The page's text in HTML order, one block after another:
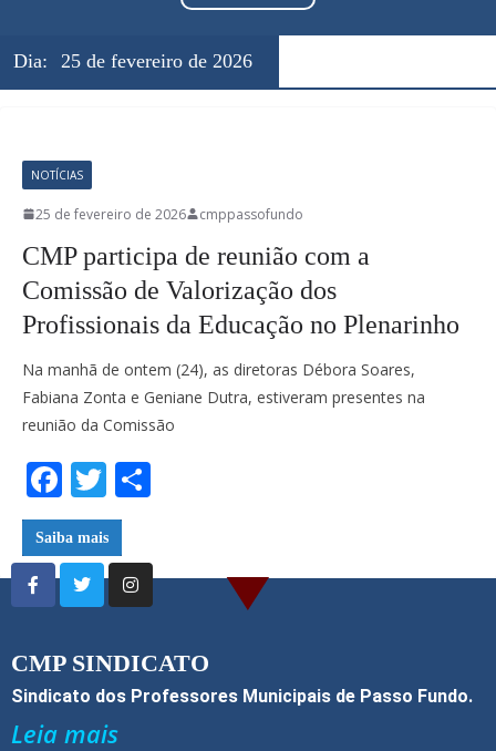
Dia: 25 de fevereiro de 2026
NOTÍCIAS
25 de fevereiro de 2026 cmppassofundo
CMP participa de reunião com a
Comissão de Valorização dos
Profissionais da Educação no Plenarinho
Na manhã de ontem (24), as diretoras Débora Soares,
Fabiana Zonta e Geniane Dutra, estiveram presentes na
reunião da Comissão
F
ac
e
b
o
o
k
T
w
itt
er
ar
e
Saiba mais
CMP SINDICATO
Sindicato dos Professores Municipais de Passo Fundo.
Leia mais